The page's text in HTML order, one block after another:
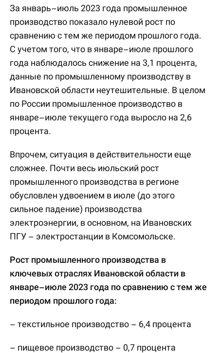
За январь–июль 2023 года промышленное
производство показало нулевой рост по
сравнению с тем же периодом прошлого года.
С учетом того, что в январе–июле прошлого
года наблюдалось снижение на 3,1 процента,
данные по промышленному производству в
Ивановской области неутешительные. В целом
по России промышленное производство в
январе–июле текущего года выросло на 2,6
процента.
Впрочем, ситуация в действительности еще
сложнее. Почти весь июльский рост
промышленного производства в регионе
обусловлен удвоением в июле (до этого
сильное падение) производства
электроэнергии, в основном, на Ивановских
ПГУ – электростанции в Комсомольске.
Рост промышленного производства в
ключевых отраслях Ивановской области в
январе–июле 2023 года по сравнению с тем же
периодом прошлого года:
– текстильное производство – 6,4 процента
– пищевое производство – 0,7 процента